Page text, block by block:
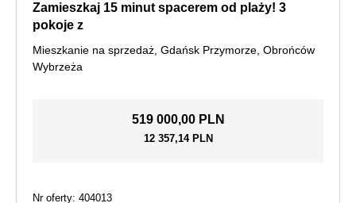
Zamieszkaj 15 minut spacerem od plaży! 3
pokoje z
Mieszkanie na sprzedaż, Gdańsk Przymorze, Obrońców
Wybrzeża
519 000,00 PLN
12 357,14 PLN
Nr oferty: 404013